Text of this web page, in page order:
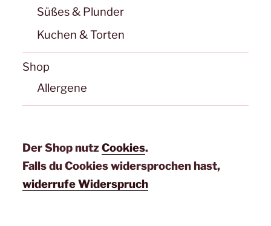
Süßes & Plunder
Kuchen & Torten
Shop
Allergene
Der Shop nutzCookies.
Falls du Cookies widersprochen hast,
widerrufe Widerspruch